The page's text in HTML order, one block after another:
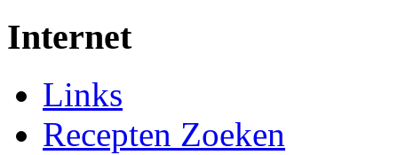
Internet
Links
Recepten Zoeken